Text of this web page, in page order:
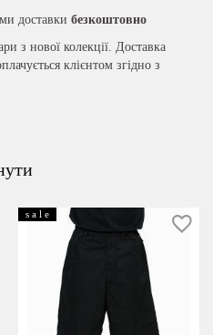
доставки безкоштовно
з нової колекції. Доставка
клієнтом згідно з
s a l e